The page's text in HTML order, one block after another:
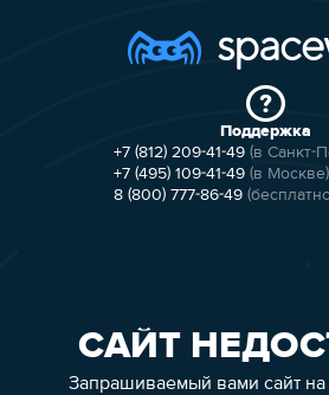
Поддержка
+7 (812) 209-41-49 (в Санкт-
+7 (495) 109-41-49 (в Москве)
8 (800) 777-86-49
САЙТ
Запрашиваемый вами сайт